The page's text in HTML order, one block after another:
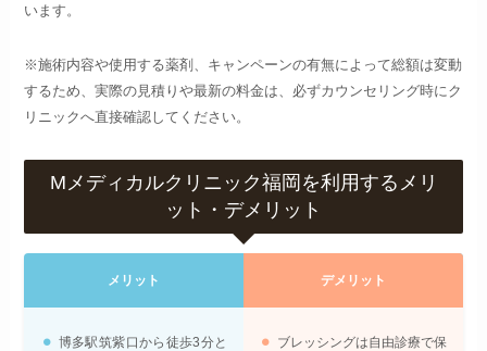
います。
※施術内容や使用する薬剤、キャンペーンの有無によって総額は変動
するため、実際の見積りや最新の料金は、必ずカウンセリング時にク
リニックへ直接確認してください。
Mメディカルクリニック福岡を利用するメリ
ット・デメリット
メリット デメリット
博多駅筑紫口から徒歩3分と
ブレッシングは自由診療で保